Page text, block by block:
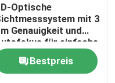
Optische
mit 3
Genauigkeit und
für einfache
in der
Bestpreis